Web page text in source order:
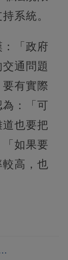
系統。
「政府
通問題
有實際
：「可
也要把
如果要
高，也